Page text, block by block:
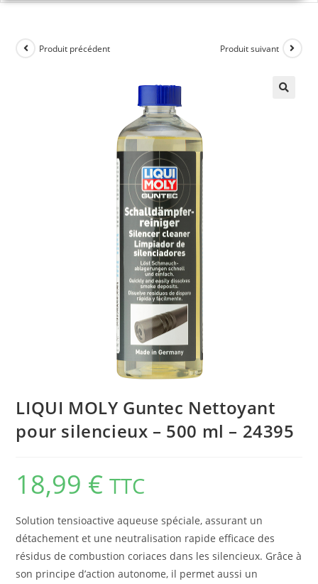
Produit précédent Produit suivant
LIQUI MOLY Guntec Nettoyant
pour silencieux – 500 ml – 24395
18,99 € TTC
Solution tensioactive aqueuse spéciale, assurant un
détachement et une neutralisation rapide efficace des
résidus de combustion coriaces dans les silencieux. Grâce à
son principe d’action autonome, il permet aussi un